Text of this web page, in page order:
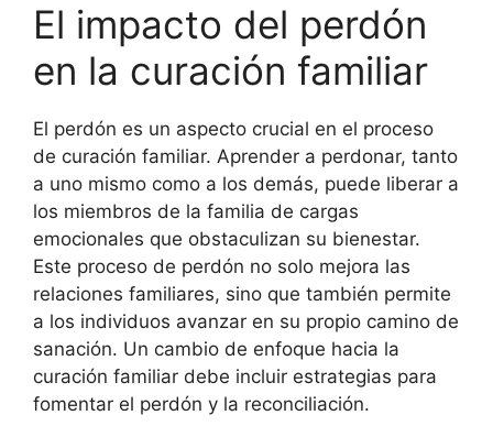
El impacto del perdón
en la curación familiar
El perdón es un aspecto crucial en el proceso
de curación familiar. Aprender a perdonar, tanto
a uno mismo como a los demás, puede liberar a
los miembros de la familia de cargas
emocionales que obstaculizan su bienestar.
Este proceso de perdón no solo mejora las
relaciones familiares, sino que también permite
a los individuos avanzar en su propio camino de
sanación. Un cambio de enfoque hacia la
curación familiar debe incluir estrategias para
fomentar el perdón y la reconciliación.